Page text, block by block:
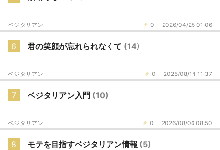
0 2026/04/25 01:06
ベジタリアン
6 君の笑顔が忘れられなくて (14)
0 2025/08/14 11:37
ベジタリアン
7 ベジタリアン入門 (10)
0 2026/08/06 08:50
ベジタリアン
8 モテを目指すベジタリアン情報 (5)